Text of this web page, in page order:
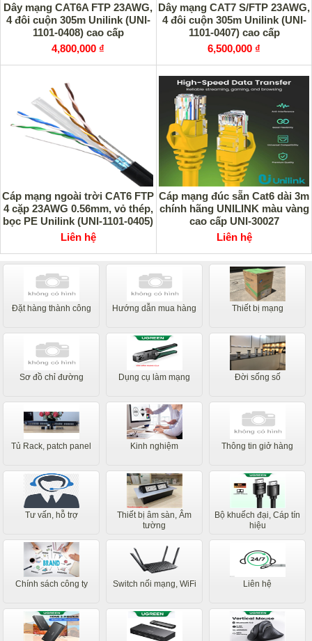
Dây mạng CAT6A FTP 23AWG,
4 đôi cuộn 305m Unilink (UNI-
1101-0408) cao cấp
4,800,000 ₫
Dây mạng CAT7 S/FTP 23AWG,
4 đôi cuộn 305m Unilink (UNI-
1101-0407) cao cấp
6,500,000 ₫
Cáp mạng ngoài trời CAT6 FTP
4 cặp 23AWG 0.56mm, vỏ thép,
bọc PE Unilink (UNI-1101-0405)
Liên hệ
Cáp mạng đúc sẵn Cat6 dài 3m
chính hãng UNILINK màu vàng
cao cấp UNI-30027
Liên hệ
Đặt hàng thành công Hướng dẫn mua hàng Thiết bị mạng
Sơ đồ chỉ đường Dụng cụ làm mạng Đời sống số
Tủ Rack, patch panel Kinh nghiệm Thông tin giở hàng
Tư vấn, hỗ trợ
Thiết bị âm sàn, Âm
tường
Bộ khuếch đại, Cáp tín
hiệu
Chính sách công ty Switch nối mạng, WiFi Liên hệ